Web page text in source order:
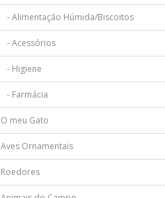
- Alimentação Húmida/Biscoitos
- Acessórios
- Higiene
- Farmácia
O meu Gato
Aves Ornamentais
Roedores